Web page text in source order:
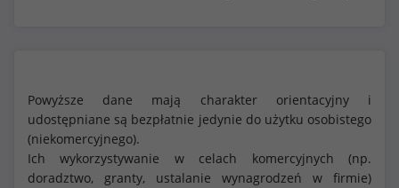
Powyższe dane mają charakter orientacyjny i
udostępniane są bezpłatnie jedynie do użytku osobistego
(niekomercyjnego).
Ich wykorzystywanie w celach komercyjnych (np.
doradztwo, granty, ustalanie wynagrodzeń w firmie)